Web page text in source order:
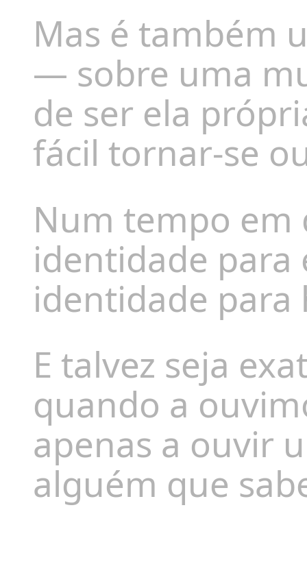
Mas é também
— sobre uma
de ser ela
fácil tornar-se
Num tempo
identidade
identidade para
E talvez seja
quando a
apenas a ouvir
alguém que